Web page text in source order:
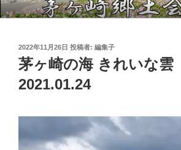
コ
ン
茅ヶ崎郷土会
投
稿
日:
2022年11月26日 投稿者: 編集子
茅ヶ崎の海 きれいな雲
2021.01.24